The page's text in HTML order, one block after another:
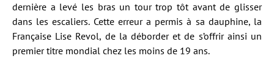
dernière a levé les bras un tour trop tôt avant de glisser
dans les escaliers. Cette erreur a permis à sa dauphine, la
Française Lise Revol, de la déborder et de s’offrir ainsi un
premier titre mondial chez les moins de 19 ans.